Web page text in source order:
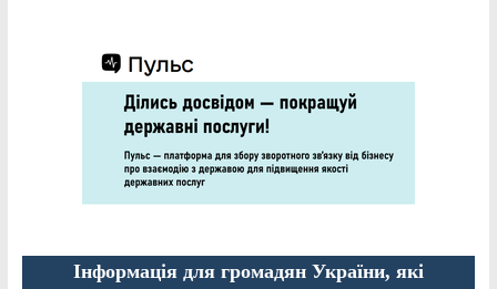
Інформація для громадян України, які